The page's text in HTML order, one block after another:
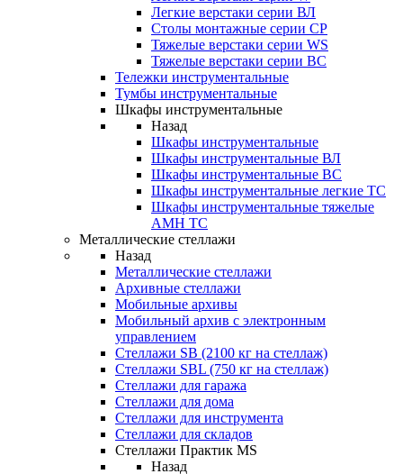
Легкие верстаки серии ВЛ
Столы монтажные серии СР
Тяжелые верстаки серии WS
Тяжелые верстаки серии ВС
Тележки инструментальные
Тумбы инструментальные
Шкафы инструментальные
Назад
Шкафы инструментальные
Шкафы инструментальные ВЛ
Шкафы инструментальные ВС
Шкафы инструментальные легкие ТС
Шкафы инструментальные тяжелые
AMH TC
Металлические стеллажи
Назад
Металлические стеллажи
Архивные стеллажи
Мобильные архивы
Мобильный архив с электронным
управлением
Стеллажи SB (2100 кг на стеллаж)
Стеллажи SBL (750 кг на стеллаж)
Стеллажи для гаража
Стеллажи для дома
Стеллажи для инструмента
Стеллажи для складов
Стеллажи Практик MS
Назад